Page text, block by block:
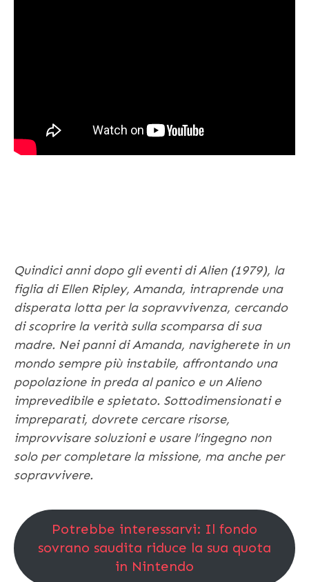
Quindici anni dopo gli eventi di Alien (1979), la
figlia di Ellen Ripley, Amanda, intraprende una
disperata lotta per la sopravvivenza, cercando
di scoprire la verità sulla scomparsa di sua
madre. Nei panni di Amanda, navigherete in un
mondo sempre più instabile, affrontando una
popolazione in preda al panico e un Alieno
imprevedibile e spietato. Sottodimensionati e
impreparati, dovrete cercare risorse,
improvvisare soluzioni e usare l’ingegno non
solo per completare la missione, ma anche per
sopravvivere.
Potrebbe interessarvi: Il fondo
sovrano saudita riduce la sua quota
in Nintendo